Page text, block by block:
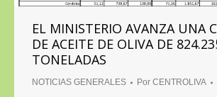
EL MINISTERIO AVANZA UNA
DE ACEITE DE OLIVA DE
TONELADAS
NOTICIAS GENERALES Por CENTROLIVA